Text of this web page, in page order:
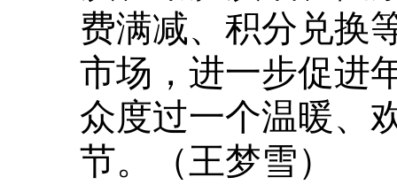
费满减、积分兑换
市场，进一步促进
众度过一个温暖、
节。（王梦雪）